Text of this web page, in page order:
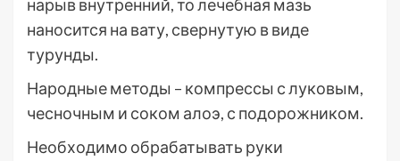
нарыв внутренний, то лечебная мазь
наносится на вату, свернутую в виде
турунды.
Народные методы – компрессы с луковым,
чесночным и соком алоэ, с подорожником.
Необходимо обрабатывать руки